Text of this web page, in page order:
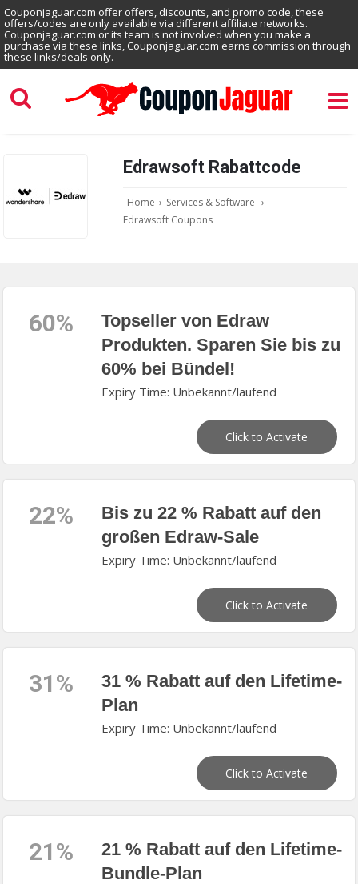
Couponjaguar.com offer offers, discounts, and promo code, these
offers/codes are only available via different affiliate networks.
Couponjaguar.com or its team is not involved when you make a
purchase via these links, Couponjaguar.com earns commission through
these links/deals only.
Edrawsoft Rabattcode
Home › Services & Software ›
Edrawsoft Coupons
60%
Topseller von Edraw
Produkten. Sparen Sie bis zu
60% bei Bündel!
Expiry Time: Unbekannt/laufend
Click to Activate
22%
Bis zu 22 % Rabatt auf den
großen Edraw-Sale
Expiry Time: Unbekannt/laufend
Click to Activate
31%
31 % Rabatt auf den Lifetime-
Plan
Expiry Time: Unbekannt/laufend
Click to Activate
21%
21 % Rabatt auf den Lifetime-
Bundle-Plan